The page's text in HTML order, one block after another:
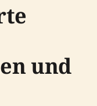
und